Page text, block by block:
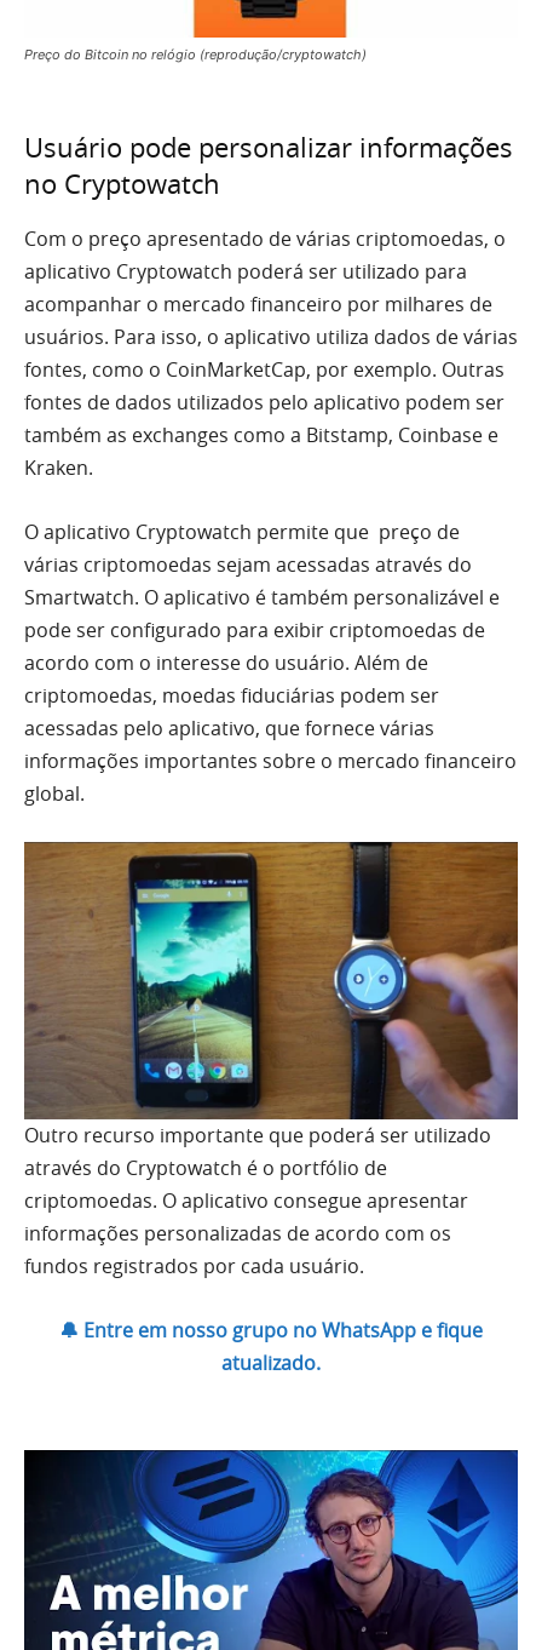
Preço do Bitcoin no relógio (reprodução/cryptowatch)
Usuário pode personalizar informações
no Cryptowatch
Com o preço apresentado de várias criptomoedas, o
aplicativo Cryptowatch poderá ser utilizado para
acompanhar o mercado financeiro por milhares de
usuários. Para isso, o aplicativo utiliza dados de várias
fontes, como o CoinMarketCap, por exemplo. Outras
fontes de dados utilizados pelo aplicativo podem ser
também as exchanges como a Bitstamp, Coinbase e
Kraken.
O aplicativo Cryptowatch permite que preço de
várias criptomoedas sejam acessadas através do
Smartwatch. O aplicativo é também personalizável e
pode ser configurado para exibir criptomoedas de
acordo com o interesse do usuário. Além de
criptomoedas, moedas fiduciárias podem ser
acessadas pelo aplicativo, que fornece várias
informações importantes sobre o mercado financeiro
global.
Outro recurso importante que poderá ser utilizado
através do Cryptowatch é o portfólio de
criptomoedas. O aplicativo consegue apresentar
informações personalizadas de acordo com os
fundos registrados por cada usuário.
🔔 Entre em nosso grupo no WhatsApp e fique
atualizado.